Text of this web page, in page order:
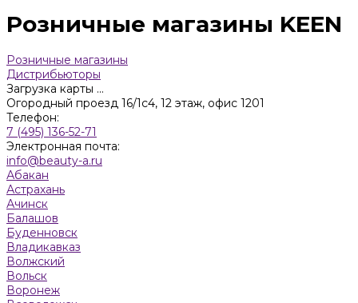
Розничные магазины KEEN
Розничные магазины
Дистрибьюторы
Загрузка карты ...
Огородный проезд 16/1с4, 12 этаж, офис 1201
Телефон:
7 (495) 136-52-71
Электронная почта:
info@beauty-a.ru
Абакан
Астрахань
Ачинск
Балашов
Буденновск
Владикавказ
Волжский
Вольск
Воронеж